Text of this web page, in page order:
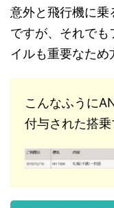
意外と飛行機に乗
ですが、それで
イルも重要なため
こんなふうに
付与された搭乗